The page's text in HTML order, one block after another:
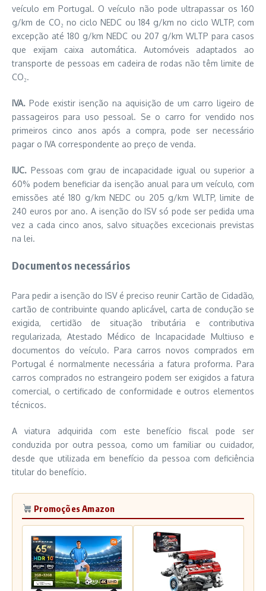
veículo em Portugal. O veículo não pode ultrapassar os 160
g/km de CO₂ no ciclo NEDC ou 184 g/km no ciclo WLTP, com
excepção até 180 g/km NEDC ou 207 g/km WLTP para casos
que exijam caixa automática. Automóveis adaptados ao
transporte de pessoas em cadeira de rodas não têm limite de
CO₂.
IVA. Pode existir isenção na aquisição de um carro ligeiro de
passageiros para uso pessoal. Se o carro for vendido nos
primeiros cinco anos após a compra, pode ser necessário
pagar o IVA correspondente ao preço de venda.
IUC. Pessoas com grau de incapacidade igual ou superior a
60% podem beneficiar da isenção anual para um veículo, com
emissões até 180 g/km NEDC ou 205 g/km WLTP, limite de
240 euros por ano. A isenção do ISV só pode ser pedida uma
vez a cada cinco anos, salvo situações excecionais previstas
na lei.
Documentos necessários
Para pedir a isenção do ISV é preciso reunir Cartão de Cidadão,
cartão de contribuinte quando aplicável, carta de condução se
exigida, certidão de situação tributária e contributiva
regularizada, Atestado Médico de Incapacidade Multiuso e
documentos do veículo. Para carros novos comprados em
Portugal é normalmente necessária a fatura proforma. Para
carros comprados no estrangeiro podem ser exigidos a fatura
comercial, o certificado de conformidade e outros elementos
técnicos.
A viatura adquirida com este benefício fiscal pode ser
conduzida por outra pessoa, como um familiar ou cuidador,
desde que utilizada em benefício da pessoa com deficiência
titular do benefício.
Promoções Amazon